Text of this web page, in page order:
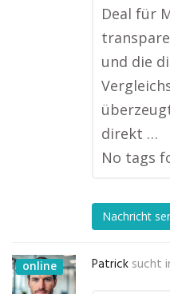
Deal für
und die
direkt …
No tags
Nachricht
online Patrick sucht